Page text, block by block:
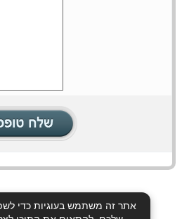
אתר זה משתמש בעוגיות כדי